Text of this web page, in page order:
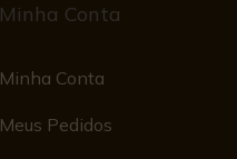
Minha Conta
Minha Conta
Meus Pedidos